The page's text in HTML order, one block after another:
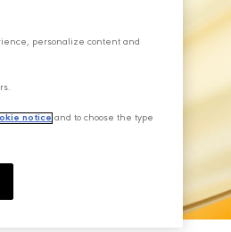
personalize content and
notice and to choose the type